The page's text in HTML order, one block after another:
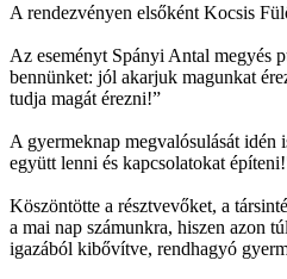
A rendezvényen elsőként Kocsis
Az eseményt Spányi Antal megyés
bennünket: jól akarjuk magunkat
tudja magát érezni!”
A gyermeknap megvalósulását
együtt lenni és kapcsolatokat
Köszöntötte a résztvevőket, a
a mai nap számunkra, hiszen azon
igazából kibővítve, rendhagyó